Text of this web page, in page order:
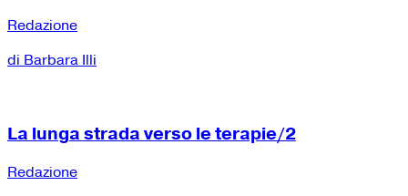
Redazione
di Barbara Illi
La lunga strada verso le terapie/2
Redazione